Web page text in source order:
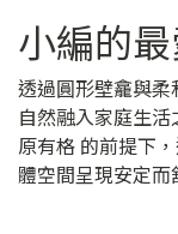
小編的
透過圓形壁龕與
自然融入家庭生
原有格 的前提下
體空間呈現安定而